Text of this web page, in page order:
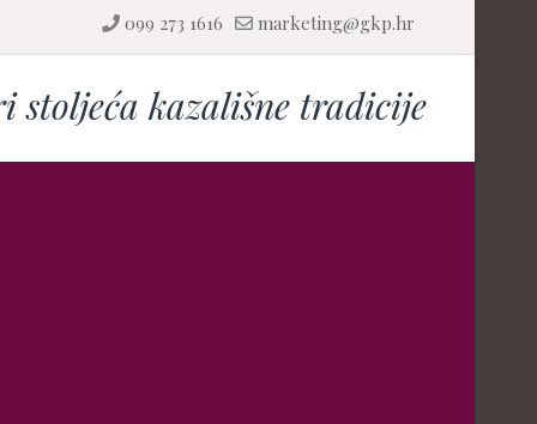
099 273 1616 marketing@gkp.hr
stoljeća kazališne tradicije